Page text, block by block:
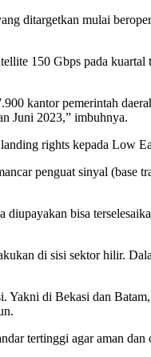
ditargetkan mulai
150 Gbps pada
kantor pemerintah
Juni 2023,” imbuhnya.
rights kepada Low
penguat sinyal
bisa
di sisi sektor hilir.
Yakni di Bekasi dan
tertinggi agar aman